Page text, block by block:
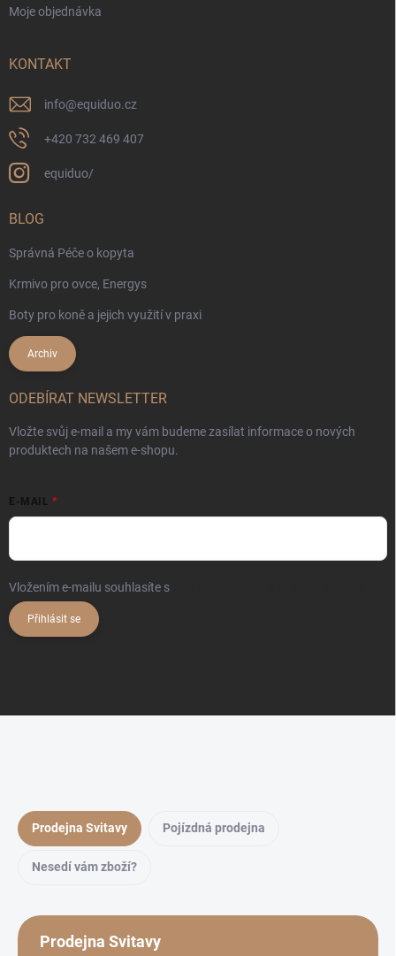
Moje objednávka
KONTAKT
info@equiduo.cz
+420 732 469 407
equiduo/
BLOG
Správná Péče o kopyta
Krmivo pro ovce, Energys
Boty pro koně a jejich využití v praxi
Archiv
ODEBÍRAT NEWSLETTER
Vložte svůj e-mail a my vám budeme zasílat informace o nových
produktech na našem e-shopu.
E-MAIL
Vložením e-mailu souhlasíte s
Přihlásit se
Prodejna Svitavy Pojízdná prodejna
Nesedí vám zboží?
Prodejna Svitavy